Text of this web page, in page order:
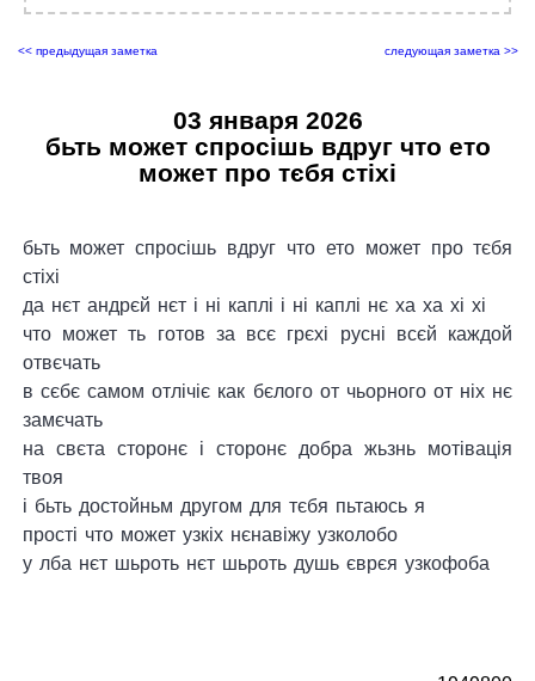
<< предыдущая заметка следующая заметка >>
03 января 2026
бьть может спросішь вдруг что ето
может про тєбя стіхі
бьть может спросішь вдруг что ето может про тєбя
стіхі
да нєт андрєй нєт і ні каплі і ні каплі нє ха ха хі хі
что может ть готов за всє грєхі русні всєй каждой
отвєчать
в сєбє самом отлічіє как бєлого от чьорного от ніх нє
замєчать
на свєта сторонє і сторонє добра жьзнь мотівація
твоя
і бьть достойньм другом для тєбя пьтаюсь я
прості что может узкіх нєнавіжу узколобо
у лба нєт шьроть нєт шьроть душь єврєя узкофоба